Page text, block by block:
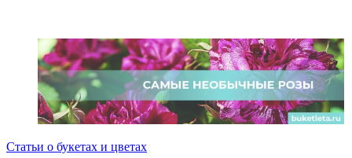
Статьи о букетах и цветах